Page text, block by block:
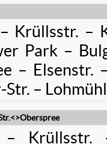
Krüllsstr. –
Park –
– Elsenstr.
–
– Krüllsstr.